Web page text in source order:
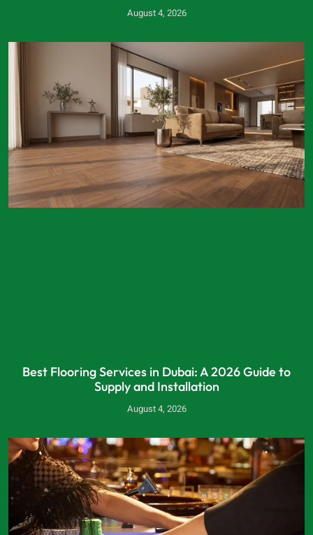
August 4, 2026
Best Flooring Services in Dubai: A 2026 Guide to
Supply and Installation
August 4, 2026